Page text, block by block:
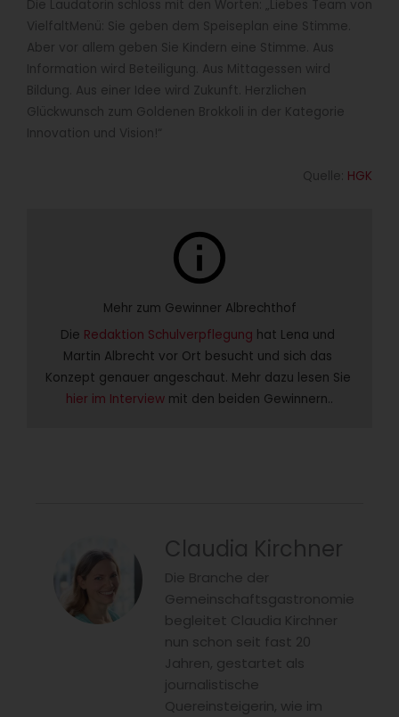
Die Laudatorin schloss mit den Worten: „Liebes Team von
VielfaltMenü: Sie geben dem Speiseplan eine Stimme.
Aber vor allem geben Sie Kindern eine Stimme. Aus
Information wird Beteiligung. Aus Mittagessen wird
Bildung. Aus einer Idee wird Zukunft. Herzlichen
Glückwunsch zum Goldenen Brokkoli in der Kategorie
Innovation und Vision!“
Quelle: HGK
info
Mehr zum Gewinner Albrechthof
Die Redaktion Schulverpflegung hat Lena und
Martin Albrecht vor Ort besucht und sich das
hier im Interview mit den beiden Gewinnern..
Claudia Kirchner
Die Branche der
Gemeinschaftsgastronomie
begleitet Claudia Kirchner
nun schon seit fast 20
Jahren, gestartet als
journalistische
Quereinsteigerin, wie im